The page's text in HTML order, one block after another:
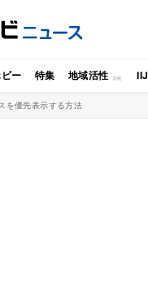
ー 特集 地域活性 IIJ
を優先表示する方法